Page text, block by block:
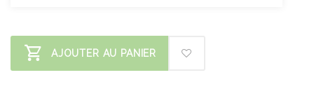
AJOUTER AU PANIER